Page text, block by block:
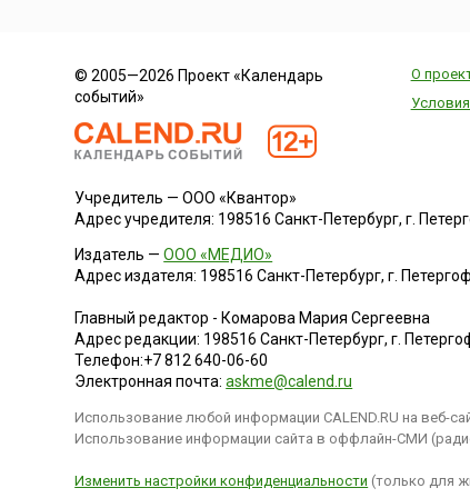
© 2005—2026 Проект «Календарь
событий»
О
Учредитель — ООО «Квантор»
Адрес учредителя: 198516 Санкт-Петербург, г.
Издатель —ООО «МЕДИО»
Адрес издателя: 198516 Санкт-Петербург, г.
Главный редактор - Комарова Мария Сергеевна
Адрес редакции: 198516 Санкт-Петербург, г.
Телефон:+7 812 640-06-60
Электронная почта:askme@calend.ru
Использование любой информации CALEND.RU на веб-
Использование информации сайта в оффлайн-СМИ
Изменить настройки конфиденциальности (только для